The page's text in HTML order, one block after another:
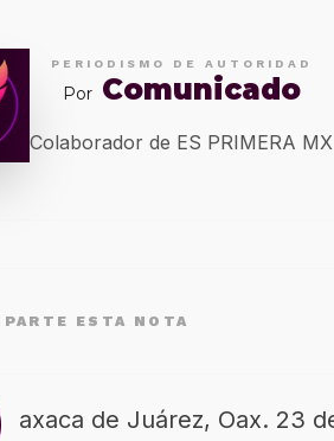
PERIODISMO DE AUTORIDAD
Por Comunicado
Colaborador de ES PRIMERA MX
ESTA NOTA
axaca de Juárez, Oax. 23